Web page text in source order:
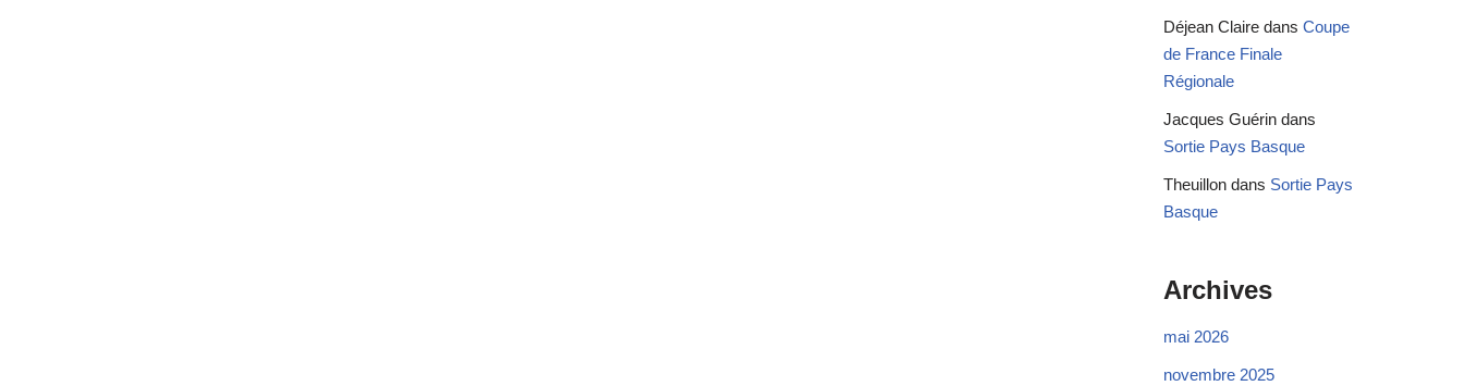
Déjean Claire dans Coupe
de France Finale
Régionale
Jacques Guérin dans
Sortie Pays Basque
Theuillon dans Sortie Pays
Basque
Archives
mai 2026
novembre 2025